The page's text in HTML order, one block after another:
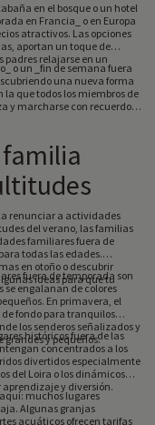
en el bosque o un hotel
en Francia_ o en Europa
atractivos. Las opciones
aportan un toque de
padres relajarse en un
o un _fin de semana fuera
una nueva forma
que todos los miembros de
y marcharse con recuerdos
renunciar a actividades
del verano, las familias
familiares fuera de
todas las edades.
en otoño o descubrir
ideas para que tu
fuera de temporada son
se engalanan de colores
En primavera, el
fondo para tranquilos
los senderos señalizados y
grandes y pequeños.
históricos fuera de las
concentrados a los
divertidos especialmente
del Loira o los dinámicos
aprendizaje y diversión.
muchos lugares
Algunas granjas
acuáticos ofrecen tarifas